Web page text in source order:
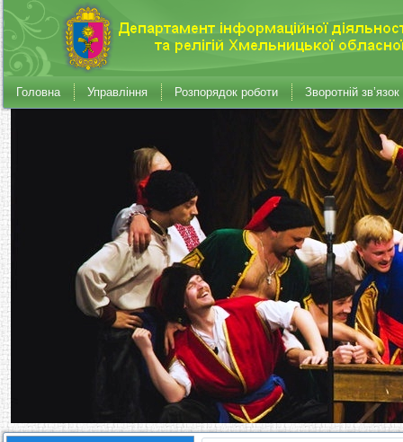
Головна Управління Розпорядок роботи Зворотній зв’язок